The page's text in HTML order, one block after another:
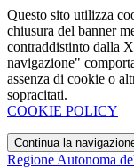
Questo sito utilizza
chiusura del banner
contraddistinto dalla
navigazione"
assenza di cookie o
sopracitati.
COOKIE POLICY
Continua la
Regione Autonoma